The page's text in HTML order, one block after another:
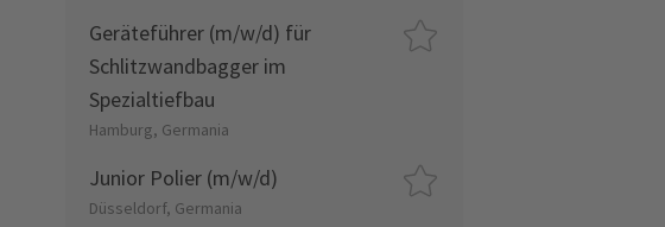
Geräteführer (m/w/d) für
Schlitzwandbagger im
Spezialtiefbau
Hamburg, Germania
Junior Polier (m/w/d)
Düsseldorf, Germania